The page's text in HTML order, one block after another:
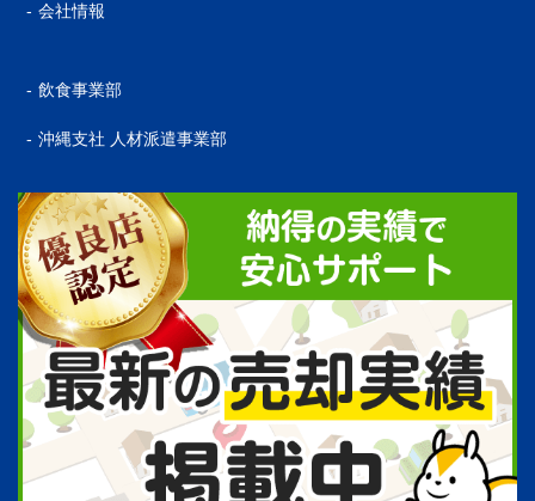
会社情報
飲食事業部
沖縄支社 人材派遣事業部